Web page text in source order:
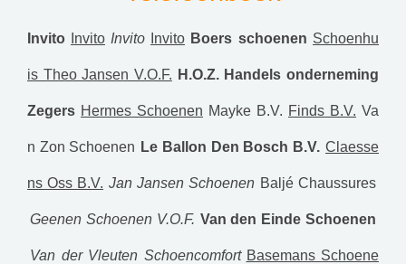
Invito Invito Invito Invito Boers schoenen Schoenhu
is Theo Jansen V.O.F. H.O.Z. Handels onderneming
Zegers Hermes Schoenen Mayke B.V. Finds B.V. Va
n Zon Schoenen Le Ballon Den Bosch B.V. Claesse
ns Oss B.V. Jan Jansen Schoenen Baljé Chaussures
Geenen Schoenen V.O.F. Van den Einde Schoenen
Van der Vleuten Schoencomfort Basemans Schoene